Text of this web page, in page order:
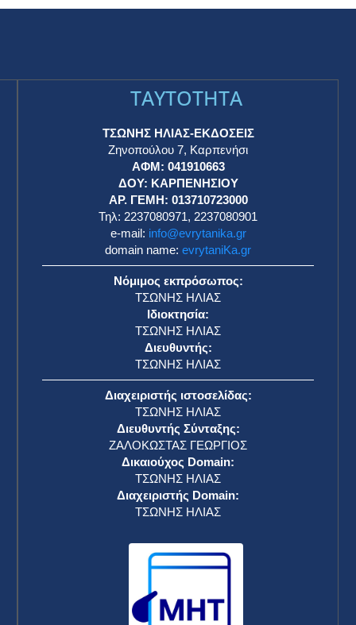
TAYTOTHTA
ΤΣΩΝΗΣ ΗΛΙΑΣ-ΕΚΔΟΣΕΙΣ
Ζηνοπούλου 7, Καρπενήσι
ΑΦΜ: 041910663
ΔΟΥ: ΚΑΡΠΕΝΗΣΙΟΥ
ΑΡ. ΓΕΜΗ: 013710723000
Τηλ: 2237080971, 2237080901
e-mail: info@evrytanika.gr
domain name: evrytaniKa.gr
Νόμιμος εκπρόσωπος:
ΤΣΩΝΗΣ ΗΛΙΑΣ
Ιδιοκτησία:
ΤΣΩΝΗΣ ΗΛΙΑΣ
Διευθυντής:
ΤΣΩΝΗΣ ΗΛΙΑΣ
Διαχειριστής ιστοσελίδας:
ΤΣΩΝΗΣ ΗΛΙΑΣ
Διευθυντής Σύνταξης:
ΖΑΛΟΚΩΣΤΑΣ ΓΕΩΡΓΙΟΣ
Δικαιούχος Domain:
ΤΣΩΝΗΣ ΗΛΙΑΣ
Διαχειριστής Domain:
ΤΣΩΝΗΣ ΗΛΙΑΣ